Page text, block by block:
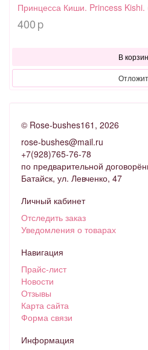
Принцесса Киши. Princess
400 p
В
© Rose-bushes161 , 2026
rose-bushes@mail.ru
+7(928)765-76-78
по предварительной
Батайск, ул. Левченко, 47
Личный кабинет
Отследить заказ
Уведомления о товарах
Навигация
Прайс-лист
Новости
Отзывы
Карта сайта
Форма связи
Информация